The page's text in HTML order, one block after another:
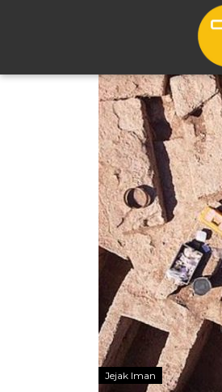
Lompat
konten
Jejak Iman